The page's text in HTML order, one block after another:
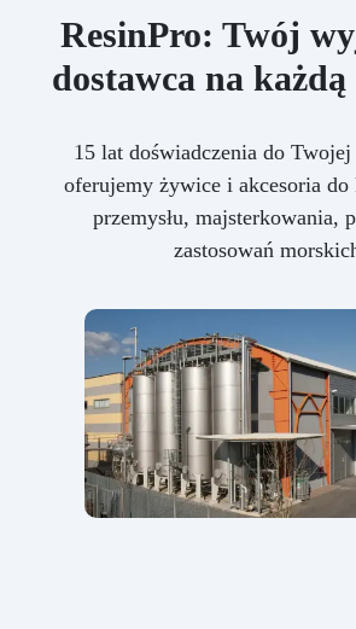
ResinPro: Twój
dostawca na
15 lat doświadczenia do
oferujemy żywice i akcesoria do
przemysłu, majsterkowania,
zastosowań